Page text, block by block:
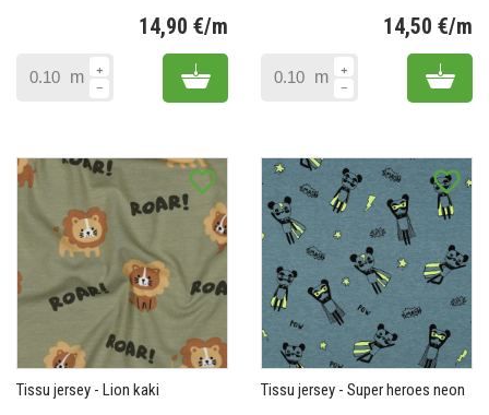
14,90 €/m
m Add to cart
14,50 €/m
m Add
favorite_border
Tissu jersey - Lion kaki
favorite_border
Tissu jersey - Super heroes neon